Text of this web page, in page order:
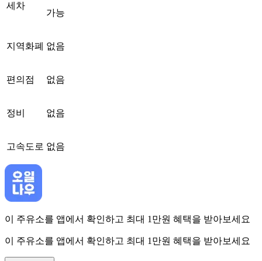
세차
가능
지역화폐 없음
편의점 없음
정비 없음
고속도로 없음
이 주유소를 앱에서 확인하고 최대 1만원 혜택을 받아보세요
이 주유소를 앱에서 확인하고 최대 1만원 혜택을 받아보세요